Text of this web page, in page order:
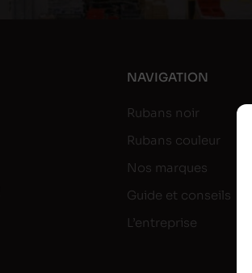
NAVIGATION
Rubans noir
Rubans couleur
Nos marques
Guide et conseils
L’entreprise